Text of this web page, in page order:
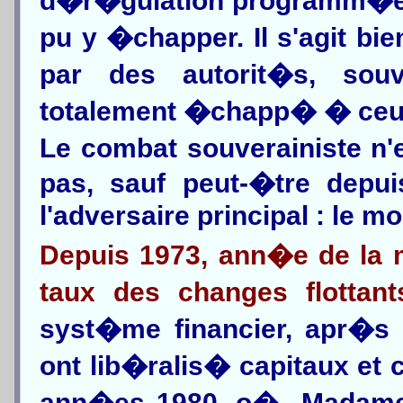
pu y �chapper. Il s'agit
par des autorit�s,
totalement �chapp� �
Le combat souverainiste
pas, sauf peut-�tre
l'adversaire principal : le
Depuis 1973, ann�e de
taux des changes
syst�me financier, apr�s
ont lib�ralis� capitaux et